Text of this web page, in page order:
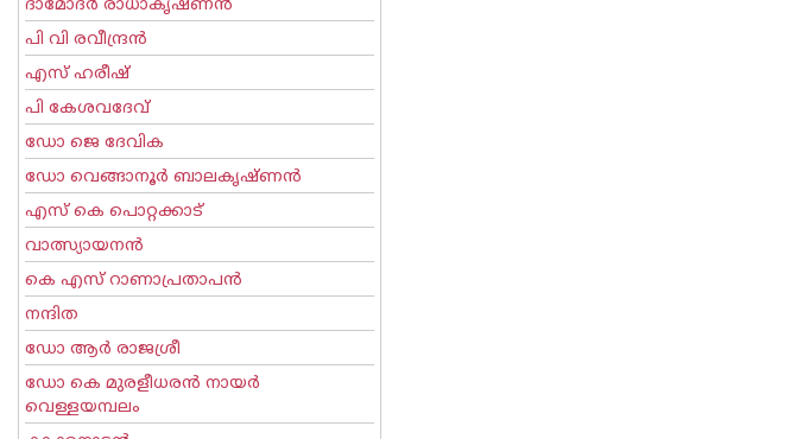
ദാമോദർ രാധാകൃഷ്ണൻ
പി വി രവീന്ദ്രന്‍
എസ് ഹരീഷ്
പി കേശവദേവ്‌
ഡോ ജെ ദേവിക
ഡോ വെങ്ങാനൂര്‍ ബാലകൃഷ്ണന്‍
എസ്‌ കെ പൊറ്റക്കാട്‌
വാത്സ്യായനന്‍
കെ എസ് റാണാപ്രതാപന്‍
നന്ദിത
ഡോ ആര്‍ രാജശ്രീ
ഡോ കെ മുരളീധരന്‍ നായര്‍
വെള്ളയമ്പലം